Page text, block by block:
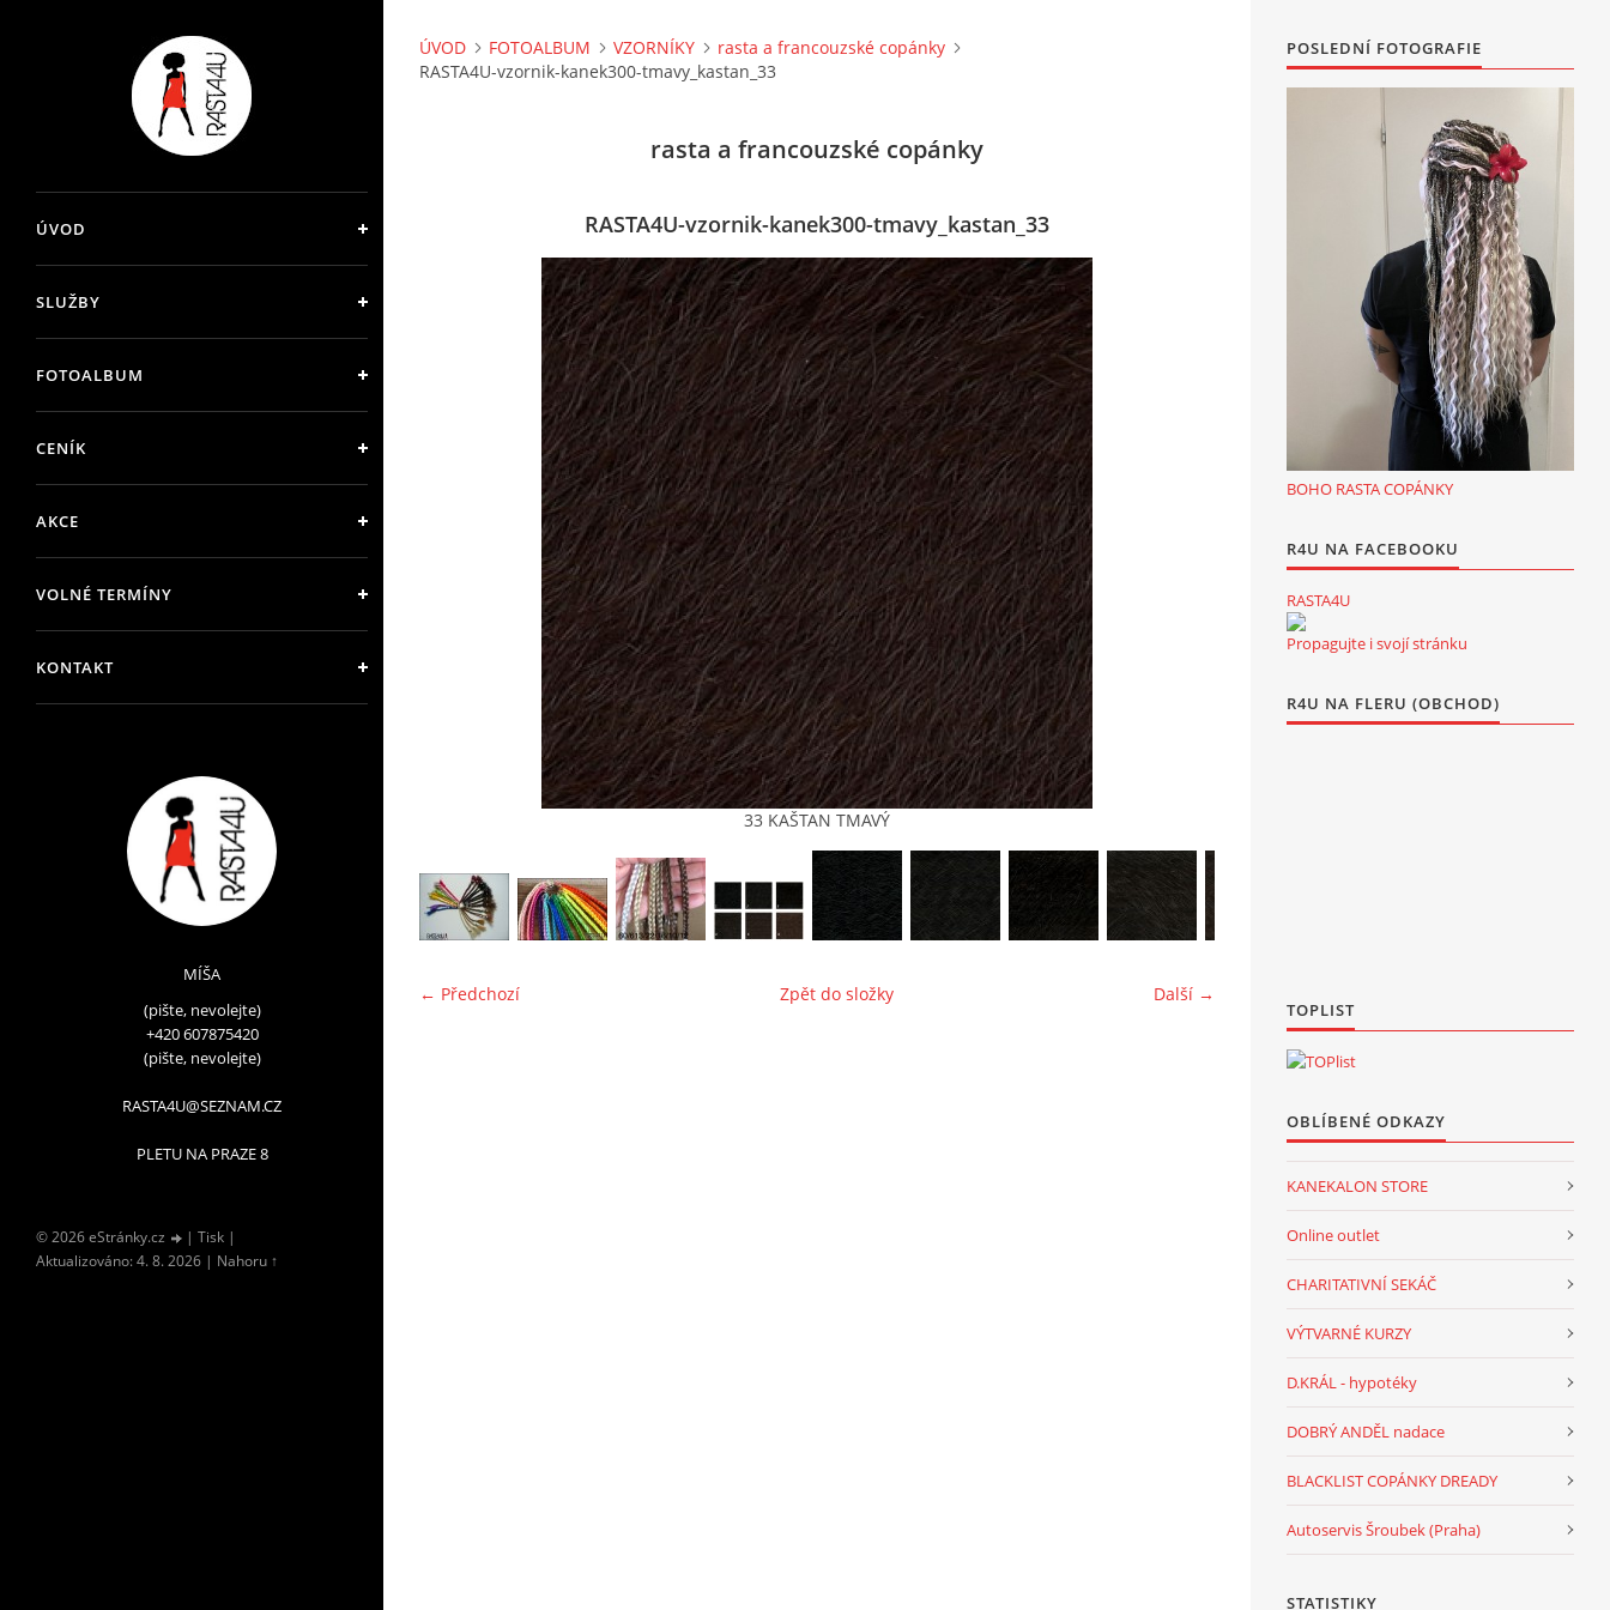
ÚVOD
SLUŽBY
FOTOALBUM
CENÍK
AKCE
VOLNÉ TERMÍNY
KONTAKT
MÍŠA
(pište, nevolejte)
+420 607875420
(pište, nevolejte)
RASTA4U@SEZNAM.CZ
PLETU NA PRAZE 8
© 2026 eStránky.cz | Tisk |
Aktualizováno: 4. 8. 2026 | Nahoru ↑
ÚVOD FOTOALBUM VZORNÍKY
rasta a francouzské copánky
RASTA4U-vzornik-kanek300-tmavy_kastan_33
rasta a francouzské copánky
RASTA4U-vzornik-kanek300-tmavy_kastan_33
33 KAŠTAN TMAVÝ
← Předchozí Další →
Zpět do složky
POSLEDNÍ FOTOGRAFIE
BOHO RASTA COPÁNKY
R4U NA FACEBOOKU
RASTA4U
Propagujte i svojí stránku
R4U NA FLERU (OBCHOD)
TOPLIST
OBLÍBENÉ ODKAZY
KANEKALON STORE
Online outlet
CHARITATIVNÍ SEKÁČ
VÝTVARNÉ KURZY
D.KRÁL - hypotéky
DOBRÝ ANDĚL nadace
BLACKLIST COPÁNKY DREADY
Autoservis Šroubek (Praha)
STATISTIKY